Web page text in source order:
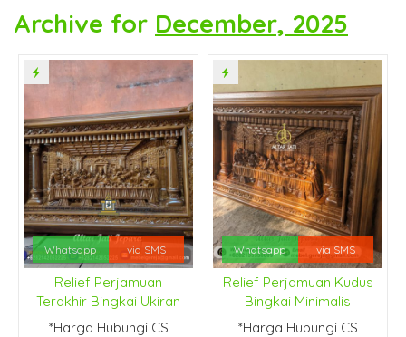
Archive for December, 2025
Whatsapp via SMS
Relief Perjamuan
Terakhir Bingkai Ukiran
*Harga Hubungi CS
Whatsapp via SMS
Relief Perjamuan Kudus
Bingkai Minimalis
*Harga Hubungi CS